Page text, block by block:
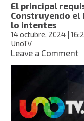
y
El principal
Construyendo el
lo intentes
14 octubre, 2024 |
UnoTV
Leave a Commenton
a